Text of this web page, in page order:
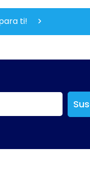
ti!